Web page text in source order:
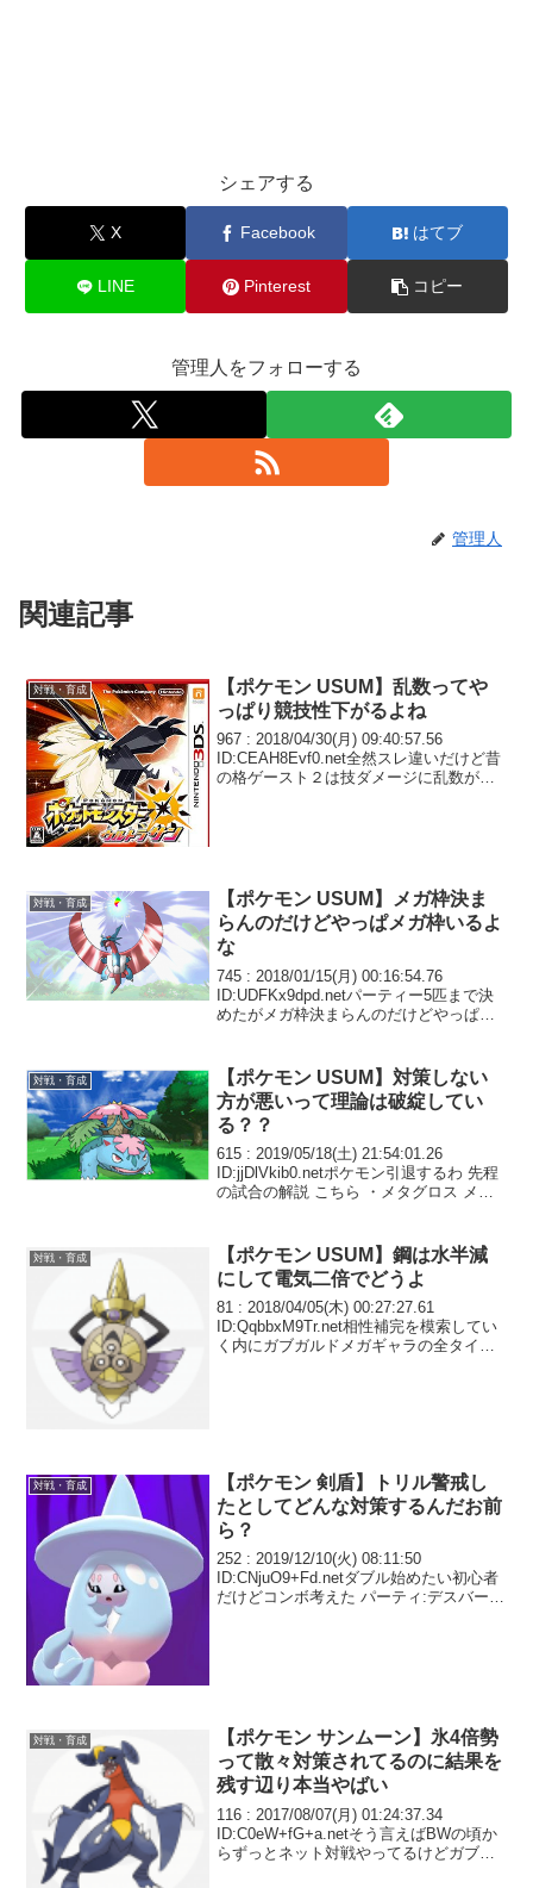
シェアする
X Facebook はてブ
LINE Pinterest コピー
管理人をフォローする
管理人
関連記事
対戦・育成
【ポケモン USUM】乱数ってや
っぱり競技性下がるよね
967 : 2018/04/30(月) 09:40:57.56
ID:CEAH8Evf0.net全然スレ違いだけど昔
の格ゲースト２は技ダメージに乱数があ
対戦・育成
【ポケモン USUM】メガ枠決ま
らんのだけどやっぱメガ枠いるよ
な
745 : 2018/01/15(月) 00:16:54.76
ID:UDFKx9dpd.netパーティー5匹まで決
めたがメガ枠決まらんのだけどやっぱメ
い気がするけど...
対戦・育成
【ポケモン USUM】対策しない
方が悪いって理論は破綻してい
る？？
615 : 2019/05/18(土) 21:54:01.26
ID:jjDlVkib0.netポケモン引退するわ 先程
の試合の解説 こちら ・メタグロス メガ
対戦・育成
【ポケモン USUM】鋼は水半減
にして電気二倍でどうよ
81 : 2018/04/05(木) 00:27:27.61
ID:QqbbxM9Tr.net相性補完を模索してい
く内にガブガルドメガギャラの全タイプ
対戦・育成
【ポケモン 剣盾】トリル警戒し
たとしてどんな対策するんだお前
ら？
252 : 2019/12/10(火) 08:11:50
ID:CNjuO9+Fd.netダブル始めたい初心者
だけどコンボ考えた パーティ:デスバー
対戦・育成
【ポケモン サンムーン】氷4倍勢
って散々対策されてるのに結果を
残す辺り本当やばい
116 : 2017/08/07(月) 01:24:37.34
ID:C0eW+fG+a.netそう言えばBWの頃か
らずっとネット対戦やってるけどガブリ